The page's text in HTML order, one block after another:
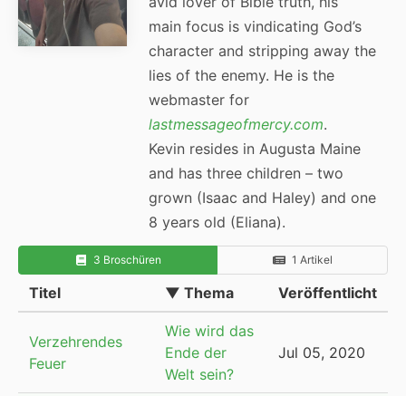
main focus is vindicating God’s
character and stripping away the
lies of the enemy. He is the
webmaster for
lastmessageofmercy.com.
Kevin resides in Augusta Maine
and has three children – two
grown (Isaac and Haley) and one
8 years old (Eliana).
3 Broschüren 1 Artikel
Titel ▼ Thema Veröffentlicht
Verzehrendes
Feuer
Wie wird das
Ende der
Welt sein?
Jul 05, 2020